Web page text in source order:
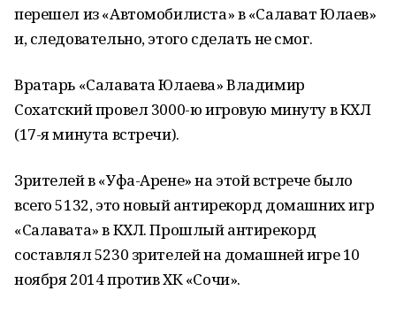
перешел из «Автомобилиста» в «Салават Юлаев»
и, следовательно, этого сделать не смог.
Вратарь «Салавата Юлаева» Владимир
Сохатский провел 3000-ю игровую минуту в КХЛ
(17-я минута встречи).
Зрителей в «Уфа-Арене» на этой встрече было
всего 5132, это новый антирекорд домашних игр
«Салавата» в КХЛ. Прошлый антирекорд
составлял 5230 зрителей на домашней игре 10
ноября 2014 против ХК «Сочи».